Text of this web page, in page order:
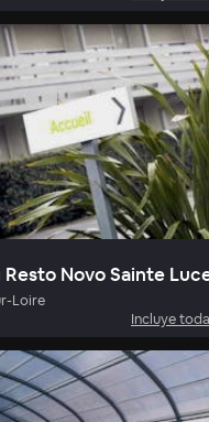
Novo Sainte
Loire
Incluye